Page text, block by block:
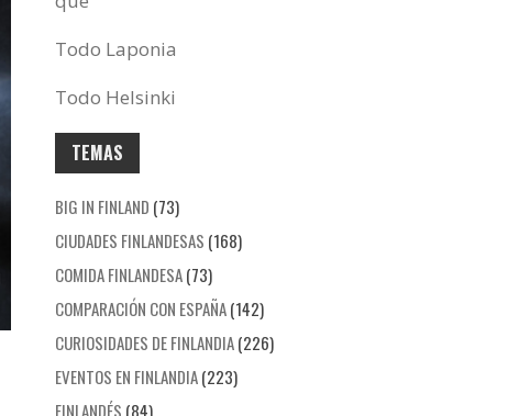
Todo Laponia
Todo Helsinki
TEMAS
BIG IN FINLAND (73)
CIUDADES FINLANDESAS (168)
COMIDA FINLANDESA(73)
COMPARACIÓN CON ESPAÑA(142)
CURIOSIDADES DE FINLANDIA(226)
EVENTOS EN FINLANDIA(223)
FINLANDÉS (84)